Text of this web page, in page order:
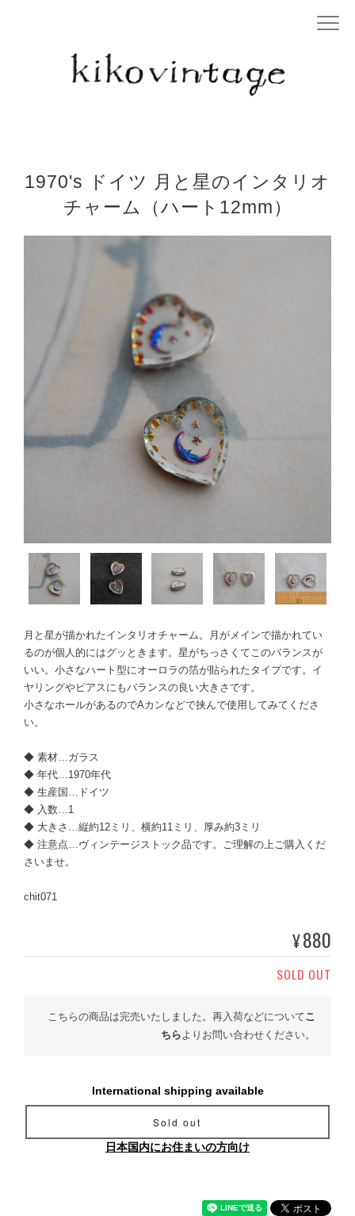
1970's ドイツ 月と星のインタリオ
チャーム（ハート12mm）
月と星が描かれたインタリオチャーム。月がメインで描かれてい
るのが個人的にはグッときます。星がちっさくてこのバランスが
いい。小さなハート型にオーロラの箔が貼られたタイプです。イ
ヤリングやピアスにもバランスの良い大きさです。
小さなホールがあるのでAカンなどで挟んで使用してみてくださ
い。
◆ 素材…ガラス
◆ 年代…1970年代
◆ 生産国…ドイツ
◆ 入数…1
◆ 大きさ…縦約12ミリ、横約11ミリ、厚み約3ミリ
◆ 注意点…ヴィンテージストック品です。ご理解の上ご購入くだ
さいませ。
chit071
¥880
SOLD OUT
こちらの商品は完売いたしました。再入荷などについてこ
ちらよりお問い合わせください。
International shipping available
Sold out
日本国内にお住まいの方向け